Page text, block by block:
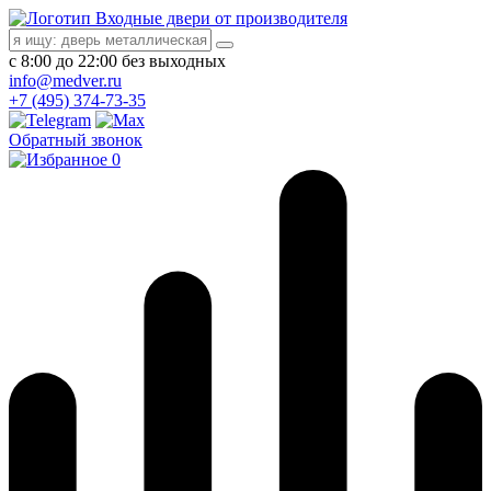
Входные двери от производителя
с 8:00 до 22:00 без выходных
info@medver.ru
+7 (495) 374-73-35
Обратный звонок
0